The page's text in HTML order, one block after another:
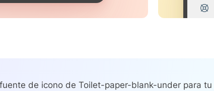
de icono de Toilet-paper-blank-under para tu